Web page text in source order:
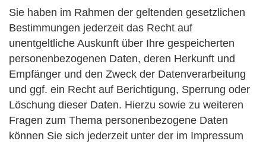
Sie haben im Rahmen der geltenden gesetzlichen
Bestimmungen jederzeit das Recht auf
unentgeltliche Auskunft über Ihre gespeicherten
personenbezogenen Daten, deren Herkunft und
Empfänger und den Zweck der Datenverarbeitung
und ggf. ein Recht auf Berichtigung, Sperrung oder
Löschung dieser Daten. Hierzu sowie zu weiteren
Fragen zum Thema personenbezogene Daten
können Sie sich jederzeit unter der im Impressum